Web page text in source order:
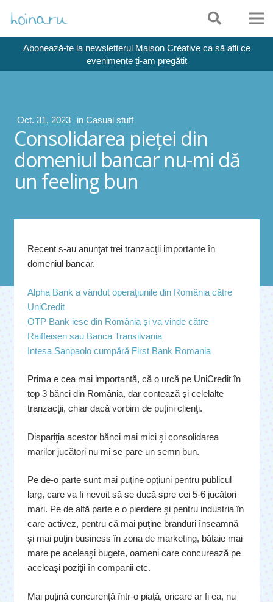
Abonează-te la newsletterul Maison Créative ca să afli ce
evenimente ți-am pregătit
Oct. 31, 2023 in Casual stuff
Consolidarea pieţei din
domeniul bancar nu-mi dă
un feeling bun
Recent s-au anunţat trei tranzacţii importante în
domeniul bancar.
Alpha Bank a vândut operaţiunile din România către
UniCredit
OTP Bank iese din România şi va vinde către
Raiffeisen sau Banca Transilvania
Intesa Sanpaolo cumpără First Bank Romania
Prima e cea mai importantă, că o urcă pe UniCredit în
top 3 bănci din România, dar contează şi celelalte
tranzacţii, chiar dacă vorbim de puţini clienţi.
Dispariţia acestor bănci mai mici şi consolidarea
marilor jucători nu mi se pare un semn bun.
Pe de-o parte sunt mai puţine opţiuni pentru publicul
larg, care va fi nevoit să se ducă spre cei 5-6 jucători
mari. Pe de altă parte e o pierdere şi pentru industria în
care activez, pentru că mai puţine branduri înseamnă
şi mai puţin business în zona de marketing, bătaie mai
mare pe aceleaşi bugete, oameni care concurează pe
aceleaşi poziţii în companii etc.
Mai puțină concurență într-o piață, oricare ar fi ea, nu